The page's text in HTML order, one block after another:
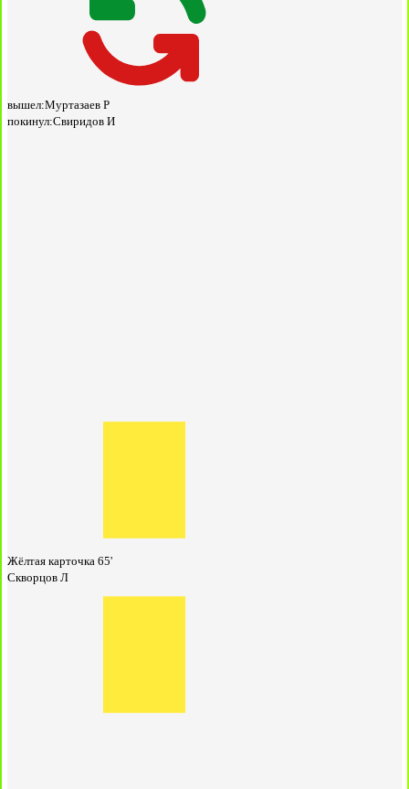
вышел:Муртазаев Р
покинул:Свиридов И
Жёлтая карточка 65'
Скворцов Л